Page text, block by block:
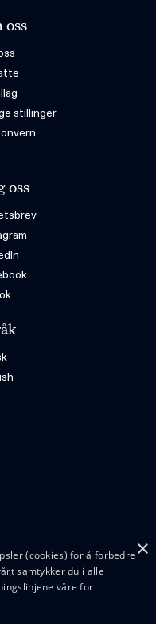
oss
stillinger
oss
×
(cookies) for å forbedre
samtykker du i alle
våre for